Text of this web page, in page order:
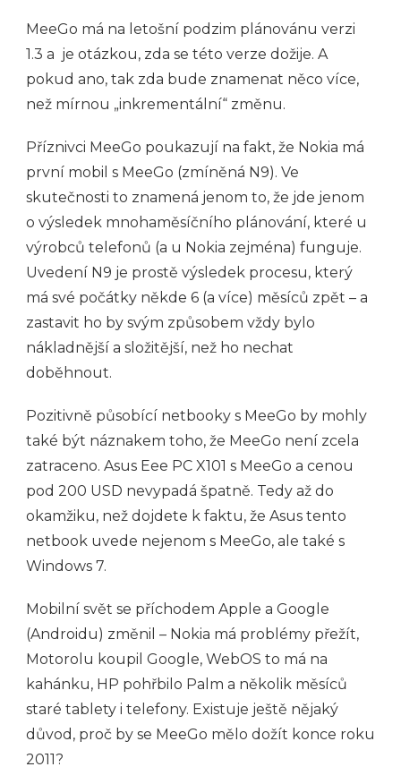
MeeGo má na letošní podzim plánovánu verzi
1.3 a je otázkou, zda se této verze dožije. A
pokud ano, tak zda bude znamenat něco více,
než mírnou „inkrementální“ změnu.
Příznivci MeeGo poukazují na fakt, že Nokia má
první mobil s MeeGo (zmíněná N9). Ve
skutečnosti to znamená jenom to, že jde jenom
o výsledek mnohaměsíčního plánování, které u
výrobců telefonů (a u Nokia zejména) funguje.
Uvedení N9 je prostě výsledek procesu, který
má své počátky někde 6 (a více) měsíců zpět – a
zastavit ho by svým způsobem vždy bylo
nákladnější a složitější, než ho nechat
doběhnout.
Pozitivně působící netbooky s MeeGo by mohly
také být náznakem toho, že MeeGo není zcela
zatraceno. Asus Eee PC X101 s MeeGo a cenou
pod 200 USD nevypadá špatně. Tedy až do
okamžiku, než dojdete k faktu, že Asus tento
netbook uvede nejenom s MeeGo, ale také s
Windows 7.
Mobilní svět se příchodem Apple a Google
(Androidu) změnil – Nokia má problémy přežít,
Motorolu koupil Google, WebOS to má na
kahánku, HP pohřbilo Palm a několik měsíců
staré tablety i telefony. Existuje ještě nějaký
důvod, proč by se MeeGo mělo dožít konce roku
2011?